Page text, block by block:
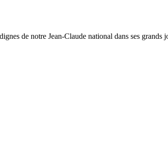
de notre Jean-Claude national dans ses grands